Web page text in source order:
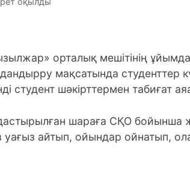
орталық мешітінің
мақсатында студенттер
студент шәкірттермен табиғат
шараға СҚО бойынша
айтып, ойындар ойнатып,